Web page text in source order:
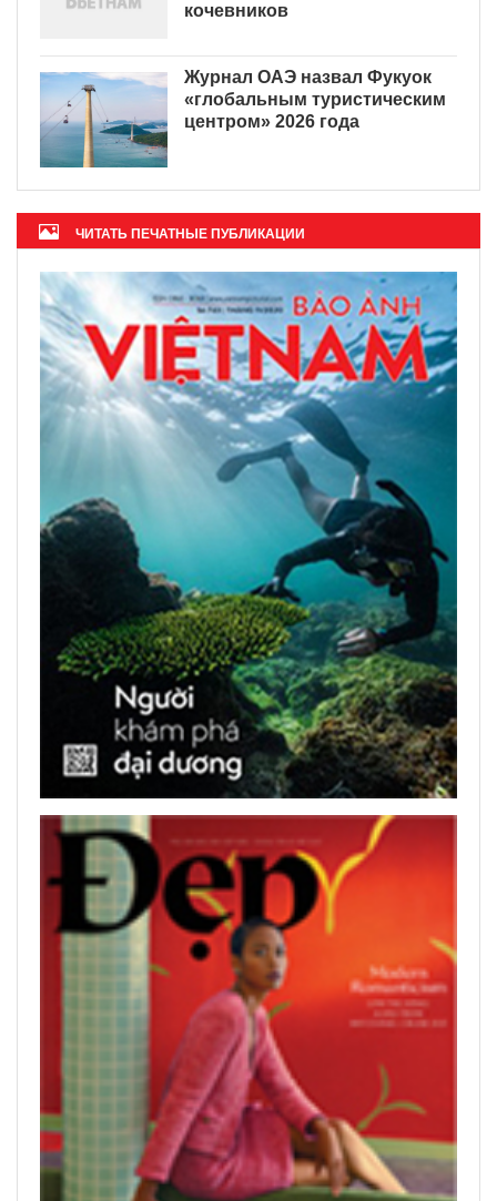
кочевников
Журнал ОАЭ назвал Фукуок
«глобальным туристическим
центром» 2026 года
ЧИТАТЬ ПЕЧАТНЫЕ ПУБЛИКАЦИИ